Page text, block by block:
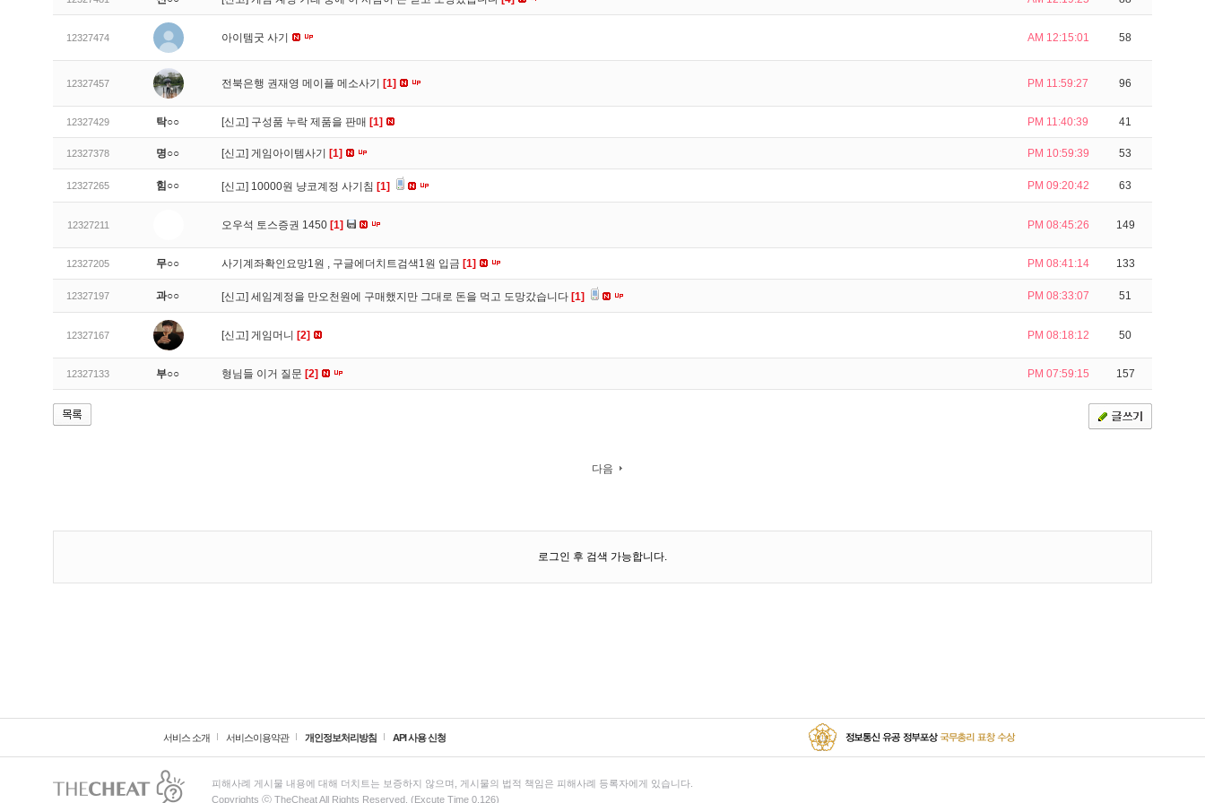
12327474 아이템굿 사기 AM 12:15:01 58
12327457 전북은행 권재영 메이플 메소사기 [1] PM 11:59:27 96
12327429 탁○○ [신고] 구성품 누락 제품을 판매 [1] PM 11:40:39 41
12327378 명○○ [신고] 게임아이템사기 [1] PM 10:59:39 53
12327265 힘○○ [신고] 10000원 냥코계정 사기침 [1] PM 09:20:42 63
12327211 오우석 토스증권 1450 [1] PM 08:45:26 149
12327205 무○○ 사기계좌확인요망1원 , 구글에더치트검색1원 입금 [1] PM 08:41:14 133
12327197 과○○ [신고] 세임계정을 만오천원에 구매했지만 그대로 돈을 먹고 도망갔습니다 [1] PM 08:33:07 51
12327167 [신고] 게임머니 [2] PM 08:18:12 50
12327133 부○○ 형님들 이거 질문 [2] PM 07:59:15 157
다음
로그인 후 검색 가능합니다.
서비스 소개 서비스이용약관 개인정보처리방침 API 사용 신청
피해사례 게시물 내용에 대해 더치트는 보증하지 않으며, 게시물의 법적 책임은 피해사례 등록자에게 있습니다.
Copyrights ⓒ TheCheat All Rights Reserved. (Excute Time 0.126)